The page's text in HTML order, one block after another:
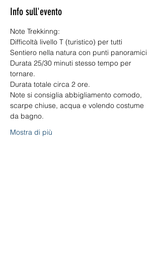
Info sull'evento
Note Trekkinng:
Difficoltà livello T (turistico) per tutti
Sentiero nella natura con punti panoramici
Durata 25/30 minuti stesso tempo per
tornare.
Durata totale circa 2 ore.
Note si consiglia abbigliamento comodo,
scarpe chiuse, acqua e volendo costume
da bagno.
Mostra di più